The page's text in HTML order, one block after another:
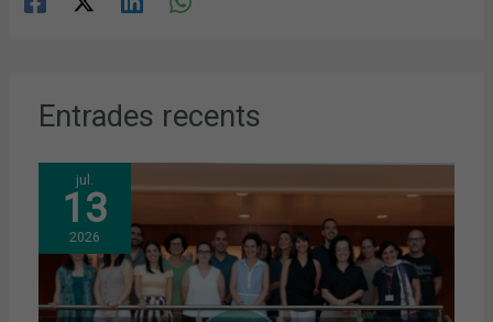
Entrades recents
jul.
13
2026